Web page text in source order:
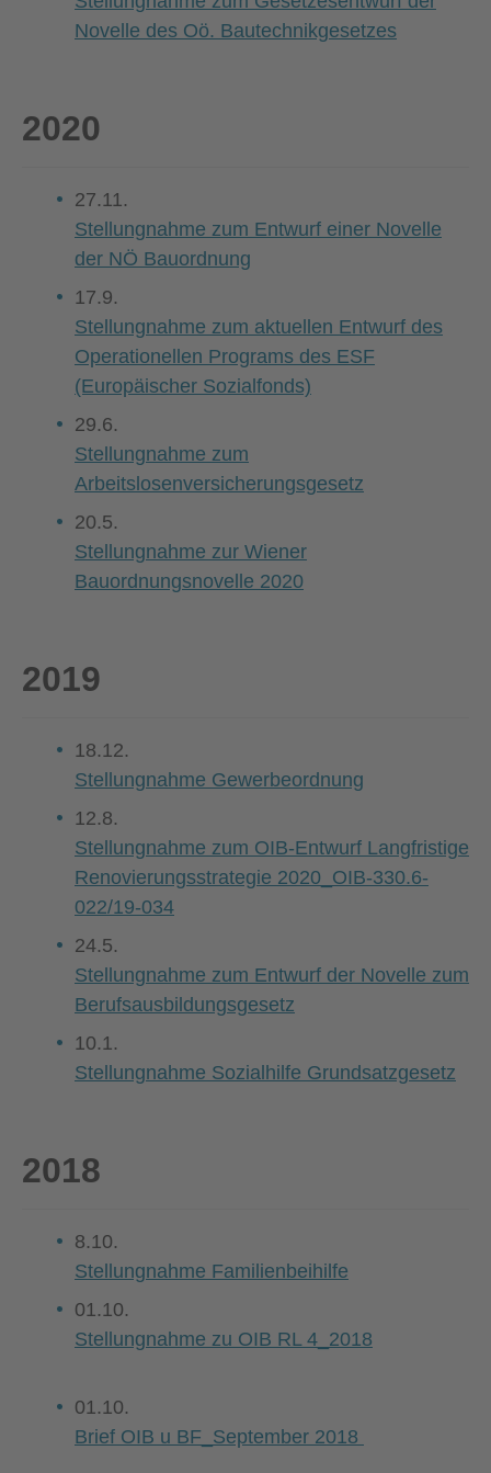
Novelle des Oö. Bautechnikgesetzes
2020
27.11.
Stellungnahme zum Entwurf einer Novelle
der NÖ Bauordnung
17.9.
Stellungnahme zum aktuellen Entwurf des
Operationellen Programs des ESF
(Europäischer Sozialfonds)
29.6.
Stellungnahme zum
Arbeitslosenversicherungsgesetz
20.5.
Stellungnahme zur Wiener
Bauordnungsnovelle 2020
2019
18.12.
Stellungnahme Gewerbeordnung
12.8.
Stellungnahme zum OIB-Entwurf Langfristige
Renovierungsstrategie 2020_OIB-330.6-
022/19-034
24.5.
Stellungnahme zum Entwurf der Novelle zum
Berufsausbildungsgesetz
10.1.
Stellungnahme Sozialhilfe Grundsatzgesetz
2018
8.10.
Stellungnahme Familienbeihilfe
01.10.
Stellungnahme zu OIB RL 4_2018
01.10.
Brief OIB u BF_September 2018